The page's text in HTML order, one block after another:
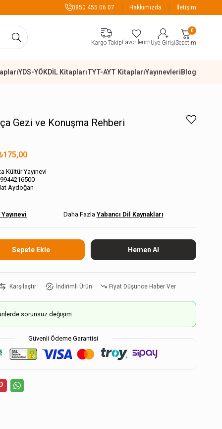
0850 455 06 07 Hakkımızda İletişim
Kargo TakipFavorilerimÜye GirişiSepetim
0
YDS-YÖKDİL KitaplarıTYT-AYT KitaplarıYayınevleriBlog
Gezi ve Konuşma Rehberi
Kültür Yayınevi
Aydoğan
Yabancı Dil Kaynakları
Karşılaştır İndirimli Ürün Fiyat Düşünce Haber Ver
sorunsuz değişim
Güvenli Ödeme Garantisi